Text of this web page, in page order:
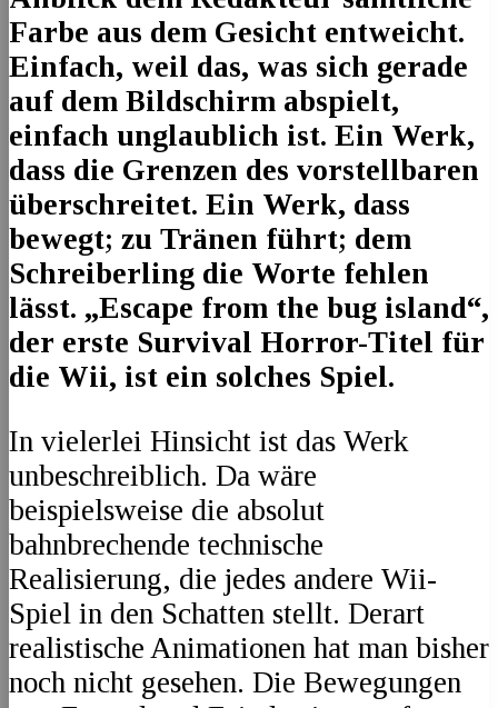
Farbe aus dem Gesicht entweicht.
Einfach, weil das, was sich gerade
auf dem Bildschirm abspielt,
einfach unglaublich ist. Ein Werk,
dass die Grenzen des vorstellbaren
überschreitet. Ein Werk, dass
bewegt; zu Tränen führt; dem
Schreiberling die Worte fehlen
lässt. „Escape from the bug island“,
der erste Survival Horror-Titel für
die Wii, ist ein solches Spiel.
In vielerlei Hinsicht ist das Werk
unbeschreiblich. Da wäre
beispielsweise die absolut
bahnbrechende technische
Realisierung, die jedes andere Wii-
Spiel in den Schatten stellt. Derart
realistische Animationen hat man bisher
noch nicht gesehen. Die Bewegungen